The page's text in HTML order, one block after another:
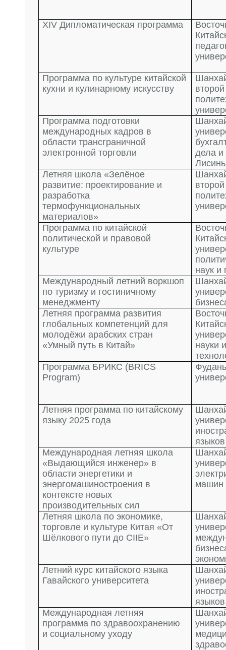
XIV Дипломатическая программа
Программа по культуре китайской
кухни и кулинарному искусству
второй
Программа подготовки
международных кадров в
области трансграничной
электронной торговли
дела
Лисинь
Летняя школа «Зелёное
развитие: проектирование и
разработка
термофункциональных
материалов»
второй
Программа по китайской
политической и правовой
культуре
наук и
Международный летний воркшоп
по туризму и гостиничному
менеджменту
Летняя программа развития
глобальных компетенций для
молодёжи арабских стран
«Умный путь в Китай»
науки
Программа БРИКС (BRICS
Program)
Летняя программа по китайскому
языку 2025 года
языков
Международная летняя школа
«Выдающийся инженер» в
области энергетики и
энергомашиностроения в
контексте новых
производительных сил
машин
Летняя школа по экономике,
торговле и культуре Китая «От
Шёлкового пути до CIIE»
Летний курс китайского языка
Гавайского университета
языков
Международная летняя
программа по здравоохранению
и социальному уходу